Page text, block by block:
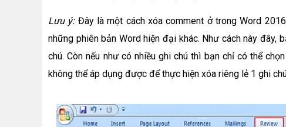
Lưu ý:Đây là một cách xóa comment ở trong Word
những phiên bản Word hiện đại khác. Như cách này đây,
chú. Còn nếu như có nhiều ghi chú thì bạn chỉ có thể
không thể áp dụng được để thực hiện xóa riêng lẻ 1 ghi